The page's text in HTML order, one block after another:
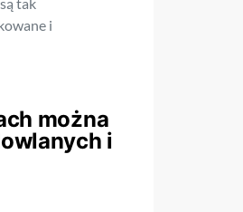
i
można
i